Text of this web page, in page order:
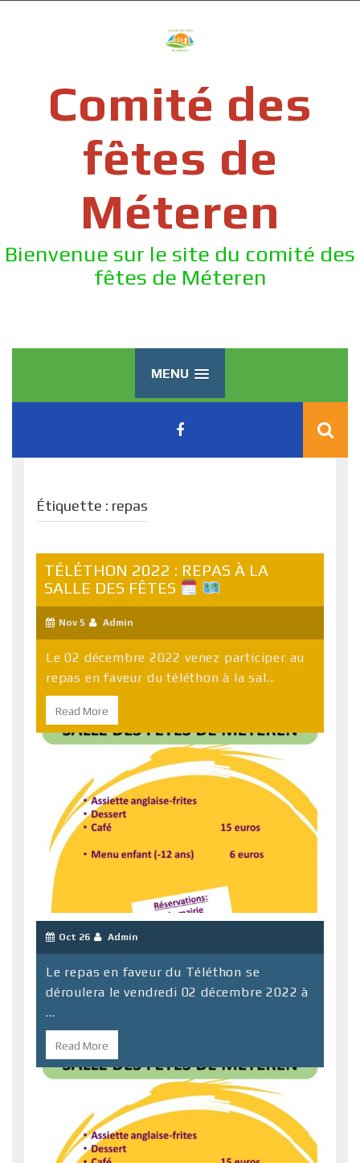
Comité des
fêtes de
Méteren
Bienvenue sur le site du comité des
fêtes de Méteren
MENU
Étiquette : repas
TÉLÉTHON 2022 : REPAS À LA
SALLE DES FÊTES
Nov 5 Admin
Le 02 décembre 2022 venez participer au
repas en faveur du téléthon à la sal...
Read More
Oct 26 Admin
Le repas en faveur du Téléthon se
déroulera le vendredi 02 décembre 2022 à
...
Read More